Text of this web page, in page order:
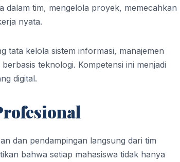
dalam tim, mengelola proyek, memecahkan
nyata.
tata kelola sistem informasi, manajemen
teknologi. Kompetensi ini menjadi
digital.
dan pendampingan langsung dari tim
bahwa setiap mahasiswa tidak hanya